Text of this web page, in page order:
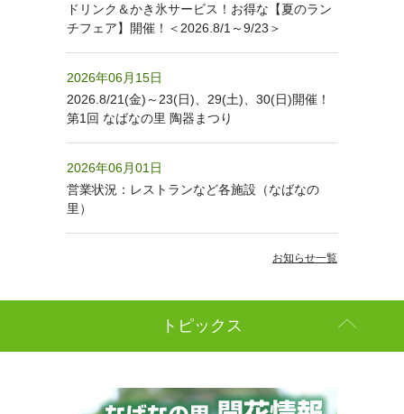
ドリンク＆かき氷サービス！お得な【夏のラン
チフェア】開催！＜2026.8/1～9/23＞
2026年06月15日
2026.8/21(金)～23(日)、29(土)、30(日)開催！
第1回 なばなの里 陶器まつり
2026年06月01日
営業状況：レストランなど各施設（なばなの
里）
お知らせ一覧
トピックス